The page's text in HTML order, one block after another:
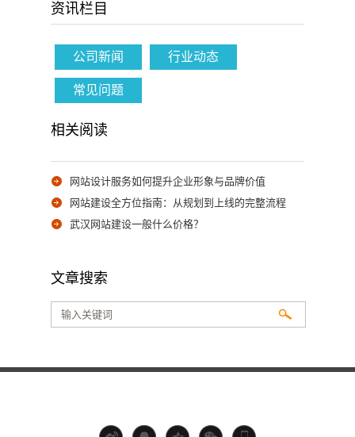
资讯栏目
公司新闻 行业动态
常见问题
相关阅读
网站设计服务如何提升企业形象与品牌价值
网站建设全方位指南：从规划到上线的完整流程
武汉网站建设一般什么价格？
文章搜索